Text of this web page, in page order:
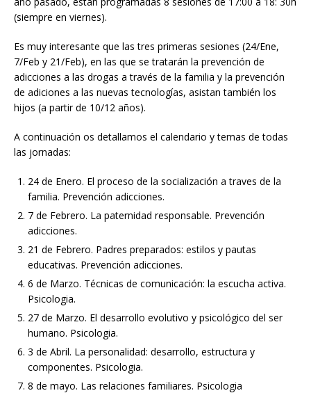
(siempre en viernes).
Es muy interesante que las tres primeras sesiones (24/Ene,
7/Feb y 21/Feb), en las que se tratarán la prevención de
adicciones a las drogas a través de la familia y la prevención
de adiciones a las nuevas tecnologías, asistan también los
hijos (a partir de 10/12 años).
A continuación os detallamos el calendario y temas de todas
las jornadas:
24 de Enero. El proceso de la socialización a traves de la
familia. Prevención adicciones.
7 de Febrero. La paternidad responsable. Prevención
adicciones.
21 de Febrero. Padres preparados: estilos y pautas
educativas. Prevención adicciones.
6 de Marzo. Técnicas de comunicación: la escucha activa.
Psicologia.
27 de Marzo. El desarrollo evolutivo y psicológico del ser
humano. Psicologia.
3 de Abril. La personalidad: desarrollo, estructura y
componentes. Psicologia.
8 de mayo. Las relaciones familiares. Psicologia